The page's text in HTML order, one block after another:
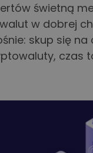
świetną
w dobrej
skup się na
czas